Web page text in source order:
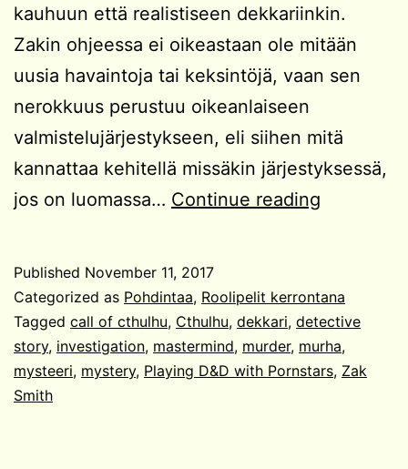
kauhuun että realistiseen dekkariinkin.
Zakin ohjeessa ei oikeastaan ole mitään
uusia havaintoja tai keksintöjä, vaan sen
nerokkuus perustuu oikeanlaiseen
valmistelujärjestykseen, eli siihen mitä
kannattaa kehitellä missäkin järjestyksessä,
jos on luomassa… Continue reading
Published November 11, 2017
Categorized as Pohdintaa, Roolipelit kerrontana
Tagged call of cthulhu, Cthulhu, dekkari, detective
story, investigation, mastermind, murder, murha,
mysteeri, mystery, Playing D&D with Pornstars, Zak
Smith